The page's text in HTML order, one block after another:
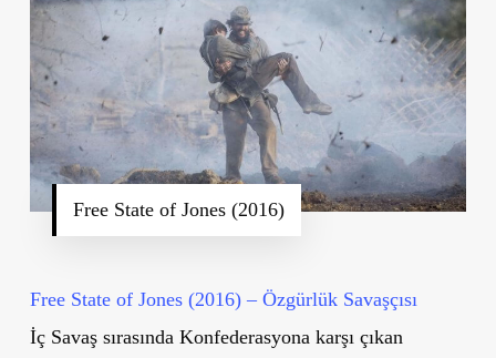
Free State of Jones (2016)
Free State of Jones (2016) – Özgürlük Savaşçısı
İç Savaş sırasında Konfederasyona karşı çıkan